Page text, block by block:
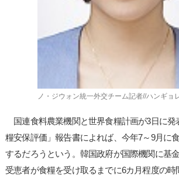
ノ・ジウォン統一外交チーム記者//ハンギョ
国連食料農業機関と世界食糧計画が3日に発
糧安保評価」報告書によれば、今年7～9月に
するだろうという。韓国政府が国際機関に基
受恵者が食糧を受け取るまでに6カ月程度の